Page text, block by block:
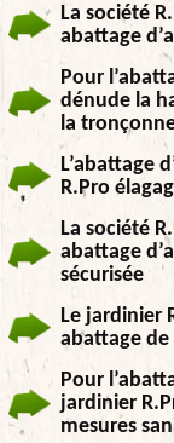
La société
abattage
Pour
dénude la
la
L’abattage
R.Pro
La société
abattage
sécurisée
Le jardinier
abattage
Pour
jardinier
mesures